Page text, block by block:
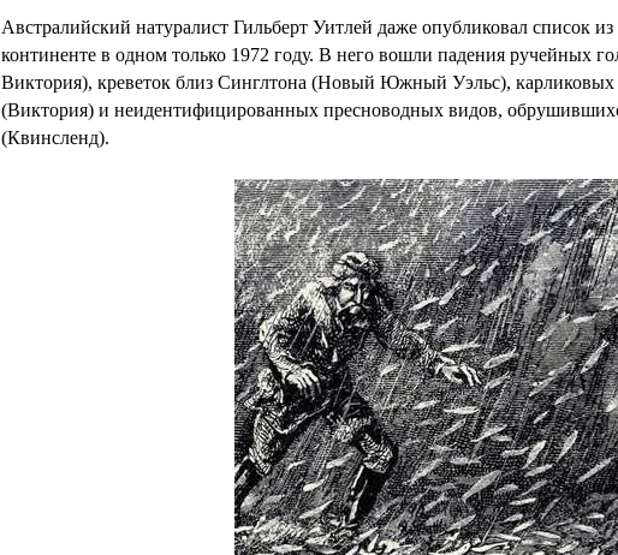
Австралийский натуралист Гильберт Уитлей даже опубликовал список
континенте в одном только 1972 году. В него вошли падения ручейных
Виктория), креветок близ Синглтона (Новый Южный Уэльс), карликовых
(Виктория) и неидентифицированных пресноводных видов,
(Квинсленд).